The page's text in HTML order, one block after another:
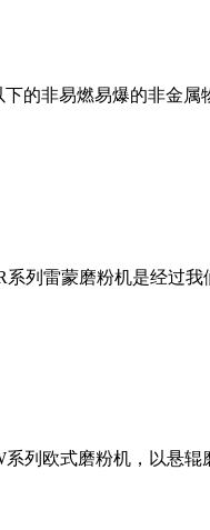
的非易燃易爆的非金
列雷蒙磨粉机是经过
列欧式磨粉机，以悬辊